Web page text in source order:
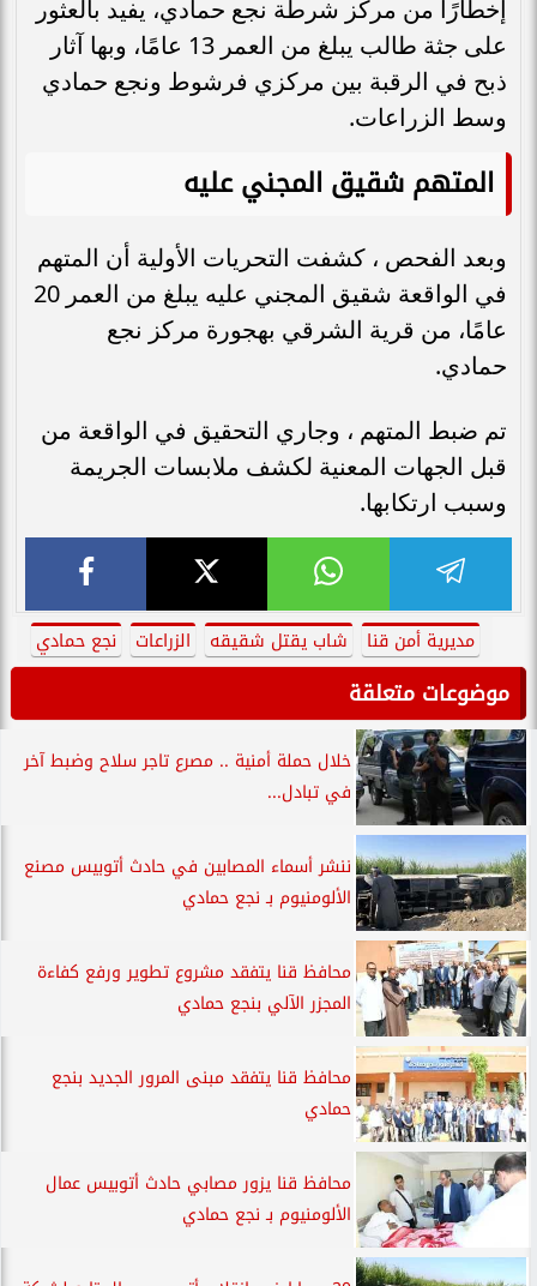
إخطارًا من مركز شرطة نجع حمادي، يفيد بالعثور
على جثة طالب يبلغ من العمر 13 عامًا، وبها آثار
ذبح في الرقبة بين مركزي فرشوط ونجع حمادي
وسط الزراعات.
المتهم شقيق المجني عليه
وبعد الفحص ، كشفت التحريات الأولية أن المتهم
في الواقعة شقيق المجني عليه يبلغ من العمر 20
عامًا، من قرية الشرقي بهجورة مركز نجع
حمادي.
تم ضبط المتهم ، وجاري التحقيق في الواقعة من
قبل الجهات المعنية لكشف ملابسات الجريمة
وسبب ارتكابها.
مديرية أمن قنا شاب يقتل شقيقه الزراعات نجع حمادي
موضوعات متعلقة
خلال حملة أمنية .. مصرع تاجر سلاح وضبط آخر
في تبادل...
ننشر أسماء المصابين في حادث أتوبيس مصنع
الألومنيوم بـ نجع حمادي
محافظ قنا يتفقد مشروع تطوير ورفع كفاءة
المجزر الآلي بنجع حمادي
محافظ قنا يتفقد مبنى المرور الجديد بنجع
حمادي
محافظ قنا يزور مصابي حادث أتوبيس عمال
الألومنيوم بـ نجع حمادي